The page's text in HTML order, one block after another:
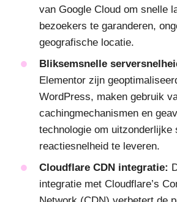
van Google Cloud om snelle
bezoekers te garanderen,
geografische locatie.
Bliksemsnelle
Elementor zijn
WordPress, maken gebruik
cachingmechanismen en
technologie om uitzonderlijke
reactiesnelheid te leveren.
Cloudflare CDN integratie:
integratie met Cloudflare’s